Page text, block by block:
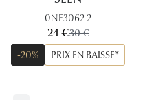
0NE3062 2
maintenant:
24 €ancien prix:
30 €
-20%
PRIX EN BAISSE*